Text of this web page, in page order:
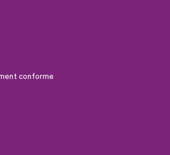
conforme